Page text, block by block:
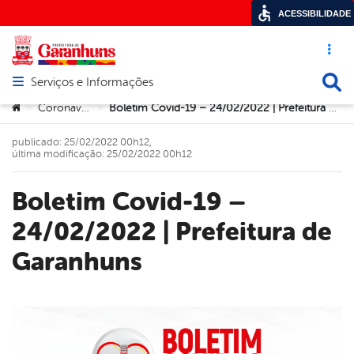
Acesso
Abrir menu principal de navegação
Serviços e Informações
Você está aqui:
> Coronavírus > Boletim Covid-19 – 24/02/2022 | Prefeitura de Garanhuns
Boletim Covid-19 –
24/02/2022 | Prefeitura de
Garanhuns
publicado: 25/02/2022 00h12,
última modificação: 25/02/2022 00h12
ACESSIBILIDADE